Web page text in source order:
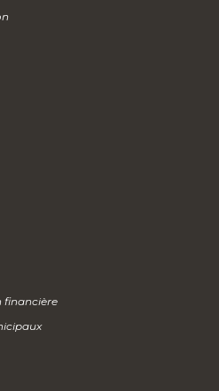
financière